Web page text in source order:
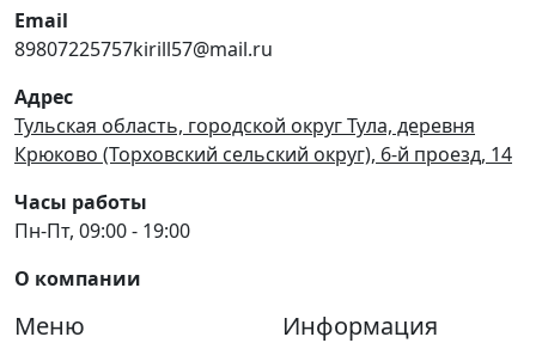
Email
89807225757kirill57@mail.ru
Адрес
Тульская область, городской округ Тула, деревня
Крюково (Торховский сельский округ), 6-й проезд, 14
Часы работы
Пн-Пт, 09:00 - 19:00
О компании
Меню Информация